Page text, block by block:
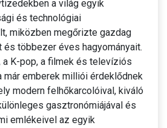
a világ egyik
és technológiai
miközben megőrizte gazdag
és többezer éves hagyományait.
a K-pop, a filmek és televíziós
már emberek milliói érdeklődnek
modern felhőkarcolóival, kiváló
gasztronómiájával és
emlékeivel az egyik